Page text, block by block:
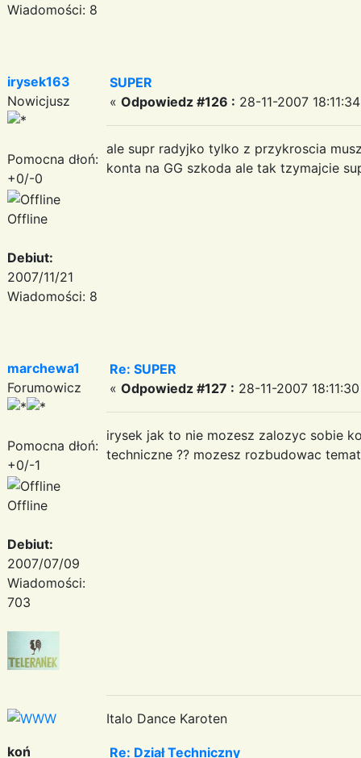
Wiadomości: 8
irysek163
Nowicjusz
Pomocna dłoń:
+0/-0
Offline
Debiut:
2007/11/21
Wiadomości: 8
SUPER
« Odpowiedz #126 : 28-11-2007
ale supr radyjko tylko z przykroscia
konta na GG szkoda ale tak tzymajcie
marchewa1
Forumowicz
Pomocna dłoń:
+0/-1
Offline
Debiut:
2007/07/09
Wiadomości:
703
Re: SUPER
« Odpowiedz #127 : 28-11-2007
irysek jak to nie mozesz zalozyc sobie
techniczne ?? mozesz rozbudowac
Italo Dance Karoten
koń Re: Dział Techniczny